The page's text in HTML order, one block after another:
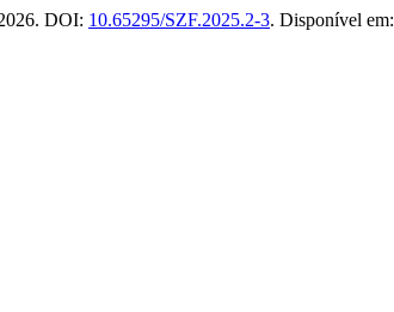
DOI: 10.65295/SZF.2025.2-3. Disponível em: